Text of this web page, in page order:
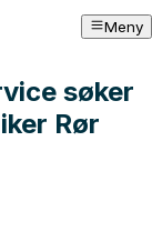
Meny
søker
Rør